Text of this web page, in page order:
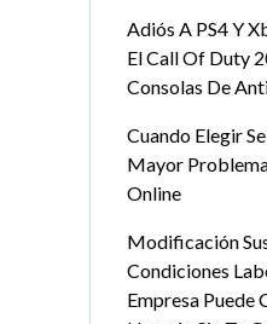
Adiós A PS4 Y
El Call Of Duty
Consolas De
Cuando Elegir
Mayor
Online
Modificación
Condiciones
Empresa Puede